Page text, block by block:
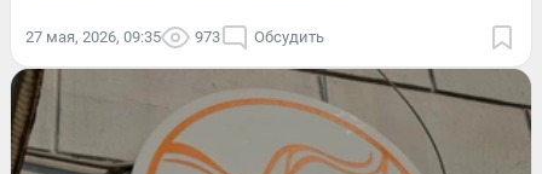
27 мая, 2026, 09:35 973 Обсудить